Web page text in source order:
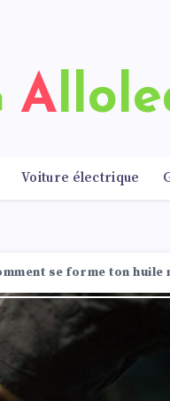
Voiture électrique
se forme ton huile